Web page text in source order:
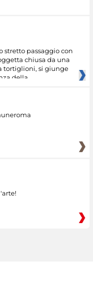
stretto passaggio con
chiusa da una
tortiglioni, si giunge
della